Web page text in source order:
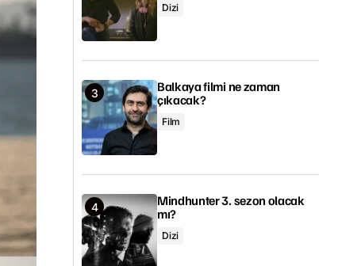
Dizi
Balkaya filmi ne zaman
çıkacak?
Film
Mindhunter 3. sezon olacak
mı?
Dizi